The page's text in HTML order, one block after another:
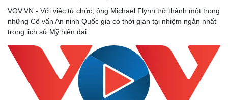
VOV.VN - Với việc từ chức, ông Michael Flynn trở thành một trong
những Cố vấn An ninh Quốc gia có thời gian tại nhiệm ngắn nhất
trong lịch sử Mỹ hiện đại.